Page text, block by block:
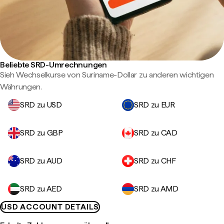
Beliebte SRD-Umrechnungen
Sieh Wechselkurse von Suriname-Dollar zu anderen wichtigen
Währungen.
SRD zu USD
SRD zu EUR
SRD zu GBP SRD zu CAD
SRD zu AUD SRD zu CHF
SRD zu AED
SRD zu AMD
USD ACCOUNT DETAILS